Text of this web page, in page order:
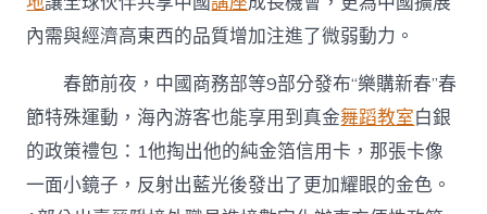
內需與經濟高東西的品質增加注進了微弱動力。
春節前夜，中國商務部等9部分發布“樂購新春”春
節特殊運動，海內游客也能享用到真金舞蹈教室白銀
的政策禮包：1他掏出他的純金箔信用卡，那張卡像
一面小鏡子，反射出藍光後發出了更加耀眼的金色。